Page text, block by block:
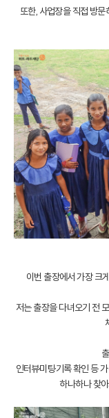
또한, 사업장을 직접 방
이번 출장에서 가장 크
저는 출장을 다녀오기 전
인터뷰·미팅·기록 확인 등
하나하나 찾